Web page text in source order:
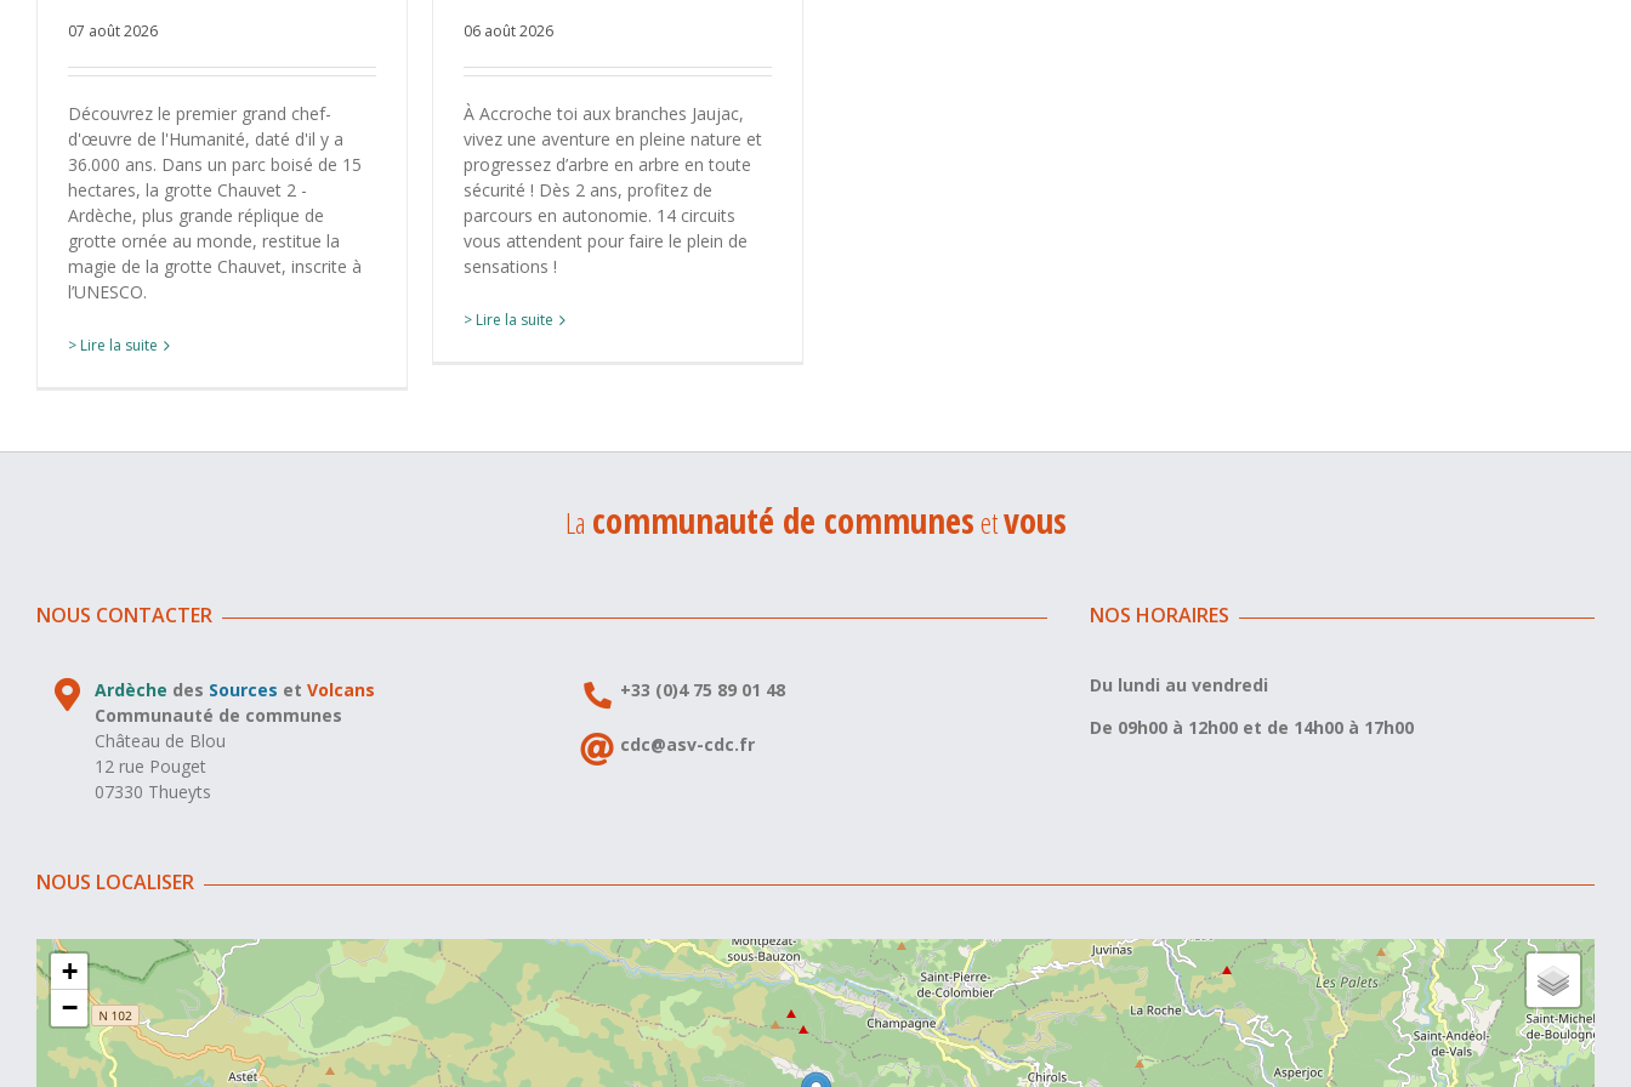
07 août 2026
Découvrez le premier grand chef-
d'œuvre de l'Humanité, daté d'il y a
36.000 ans. Dans un parc boisé de 15
hectares, la grotte Chauvet 2 -
Ardèche, plus grande réplique de
grotte ornée au monde, restitue la
magie de la grotte Chauvet, inscrite à
l’UNESCO.
> Lire la suite
06 août 2026
À Accroche toi aux branches Jaujac,
vivez une aventure en pleine nature et
progressez d’arbre en arbre en toute
sécurité ! Dès 2 ans, profitez de
parcours en autonomie. 14 circuits
vous attendent pour faire le plein de
sensations !
> Lire la suite
La communauté de communesetvous
NOUS CONTACTER
Ardèche des Sources etVolcans
Communauté de communes
Château de Blou
12 rue Pouget
07330 Thueyts
+33 (0)4 75 89 01 48
cdc@asv-cdc.fr
NOS HORAIRES
Du lundi au vendredi
De 09h00 à 12h00 et de 14h00 à 17h00
NOUS LOCALISER
+
−